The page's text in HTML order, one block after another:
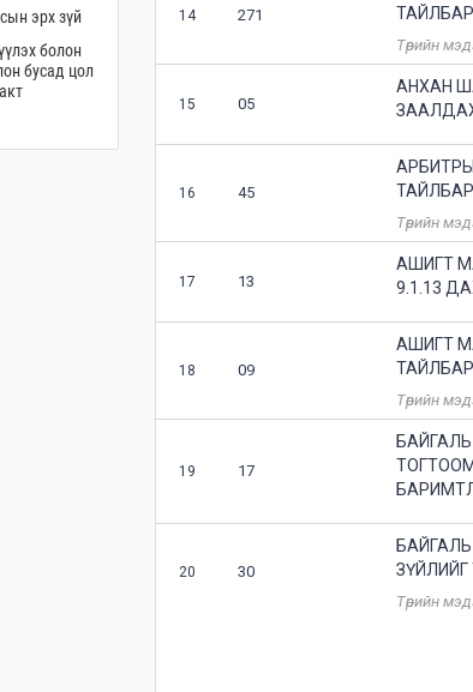
эрх зүй
болон
бусад цол
14 271
Төрийн
15 05
АНХАН
16 45
Төрийн
17 13
АШИГТ
9.1.13
18 09
АШИГТ
Төрийн
19 17
20 30
Төрийн